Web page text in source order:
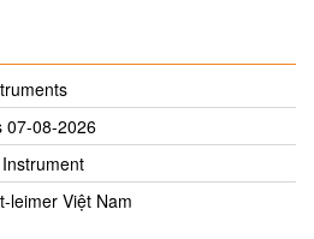
07-08-2026
leimer Việt Nam